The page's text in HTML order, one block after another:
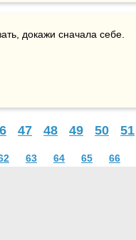
докажи сначала себе.
47 48 49 50 51
63 64 65 66